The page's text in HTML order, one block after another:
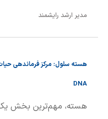
لیگاند، اتم، یون یا
پیوند کووالانسی، به یک
مدیر ارشد رایشمند
هسته سلول: مرکز فرماندهی
DNA
هسته، مهم‌ترین بخش